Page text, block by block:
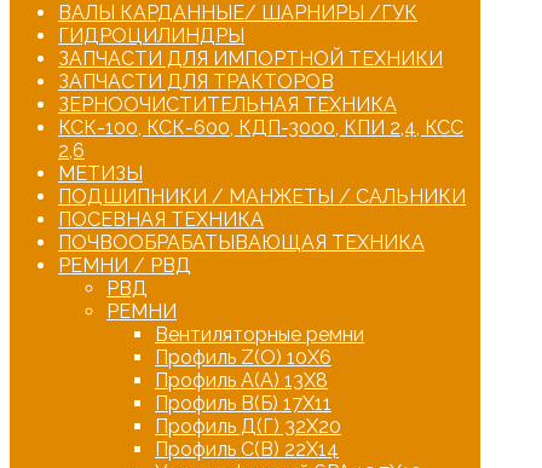
ВАЛЫ КАРДАННЫЕ/ ШАРНИРЫ /ГУК
ГИДРОЦИЛИНДРЫ
ЗАПЧАСТИ ДЛЯ ИМПОРТНОЙ ТЕХНИКИ
ЗАПЧАСТИ ДЛЯ ТРАКТОРОВ
ЗЕРНООЧИСТИТЕЛЬНАЯ ТЕХНИКА
КСК-100, КСК-600, КДП-3000, КПИ 2,4, КСС
2,6
МЕТИЗЫ
ПОДШИПНИКИ / МАНЖЕТЫ / САЛЬНИКИ
ПОСЕВНАЯ ТЕХНИКА
ПОЧВООБРАБАТЫВАЮЩАЯ ТЕХНИКА
РЕМНИ / РВД
РВД
РЕМНИ
Вентиляторные ремни
Профиль Z(О) 10Х6
Профиль А(А) 13Х8
Профиль В(Б) 17Х11
Профиль Д(Г) 32Х20
Профиль С(В) 22Х14